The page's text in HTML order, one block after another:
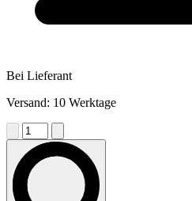
Bei Lieferant
Versand: 10 Werktage